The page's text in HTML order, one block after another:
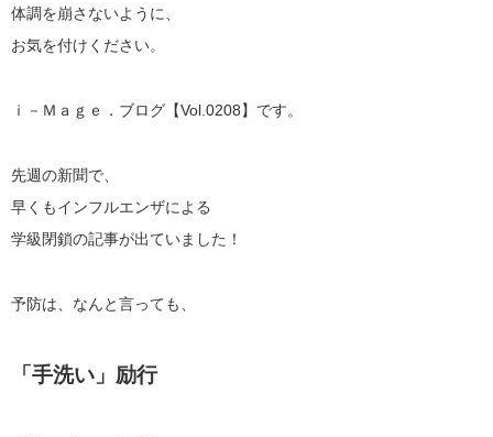
体調を崩さないように、
お気を付けください。
ｉ－Ｍａｇｅ．ブログ【Vol.0208】です。
先週の新聞で、
早くもインフルエンザによる
学級閉鎖の記事が出ていました！
予防は、なんと言っても、
「手洗い」励行